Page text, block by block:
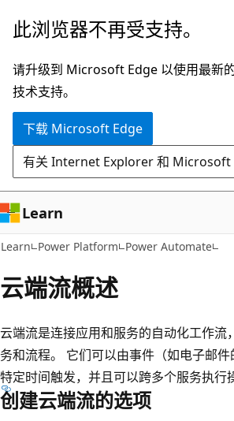
跳
主
要
内
此浏览器不再受支持。
请升级到 Microsoft Edge 以使用最新
技术支持。
下载 Microsoft Edge
有关 Internet Explorer 和 Microsoft
Learn
Learn Power Platform Power Automate
云端流概述
云端流是连接应用和服务的自动化工作流
务和流程。 它们可以由事件（如电子邮
特定时间触发，并且可以跨多个服务执行
创建云端流的选项